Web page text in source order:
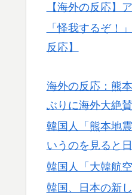
【衝撃】韓
▶ 外国人「アジ
▶
韓国人「日
▶ 【MLB】化
▶
心臓発作が起
【海外の反応】
「怪我するぞ！
反応】
海外の反応：熊
ぶりに海外大絶賛
韓国人「熊本地
いうのを見ると
韓国人「大韓航
韓国、日本の新